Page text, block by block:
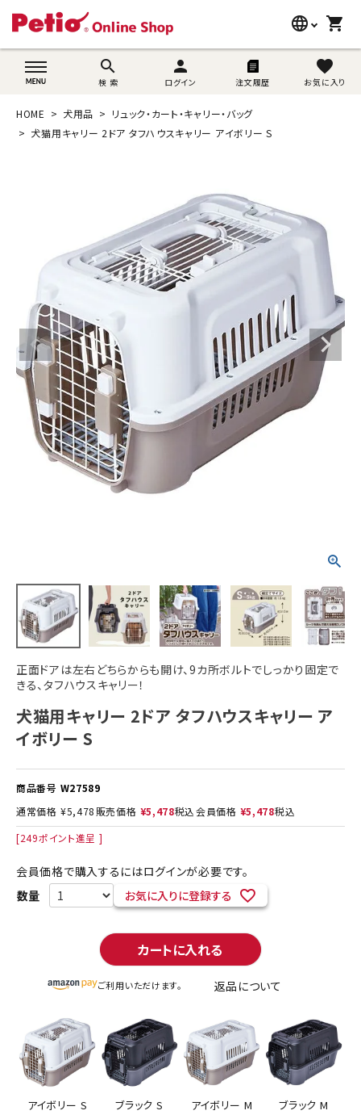
language
wovn-lang-name
shopping_cart
search
検 索
person
ログイン 注文履歴
favorite
お気に入り
search
猫用品
目的別に探す
ご利用案内
ACCOUNT MENU
ようこそ ゲスト 様
ログイン 新規会員登録
HOME 犬用品
リュック・カート・キャリー・バッグ
犬猫用キャリー 2ドア タフハウスキャリー アイボリー S
正面ドアは左右どちらからも開け、9カ所ボルトでしっかり固定で
きる、タフハウスキャリー！
犬猫用キャリー 2ドア タフハウスキャリー ア
イボリー S
商品番号 W27589
通常価格 ¥5,478 販売価格 ¥5,478税込会員価格 ¥5,478税込
[249ポイント進呈 ]
会員価格で購入するにはログインが必要です。
お気に入りに登録する
カートに入れる
ご利用いただけます。 返品について
アイボリー S ブラック S アイボリー M ブラック M